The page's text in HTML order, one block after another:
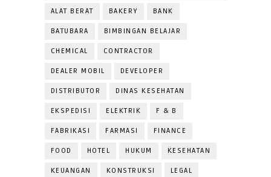
ALAT BERAT BAKERY BANK
BATUBARA BIMBINGAN BELAJAR
CHEMICAL CONTRACTOR
DEALER MOBIL DEVELOPER
DISTRIBUTOR DINAS KESEHATAN
EKSPEDISI ELEKTRIK F & B
FABRIKASI FARMASI FINANCE
FOOD HOTEL HUKUM KESEHATAN
KEUANGAN KONSTRUKSI LEGAL